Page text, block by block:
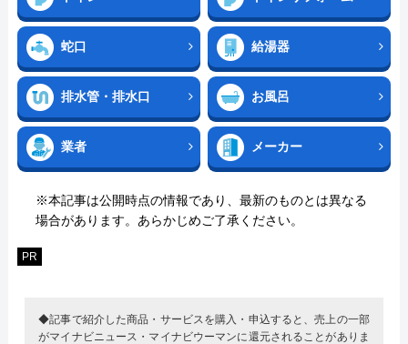
蛇口 給湯器
排水管・排水口 お風呂
業者 メーカー
※本記事は公開時点の情報であり、最新のものとは異なる
場合があります。あらかじめご了承ください。
PR
◆記事で紹介した商品・サービスを購入・申込すると、売上の一部
がマイナビニュース・マイナビウーマンに還元されることがありま